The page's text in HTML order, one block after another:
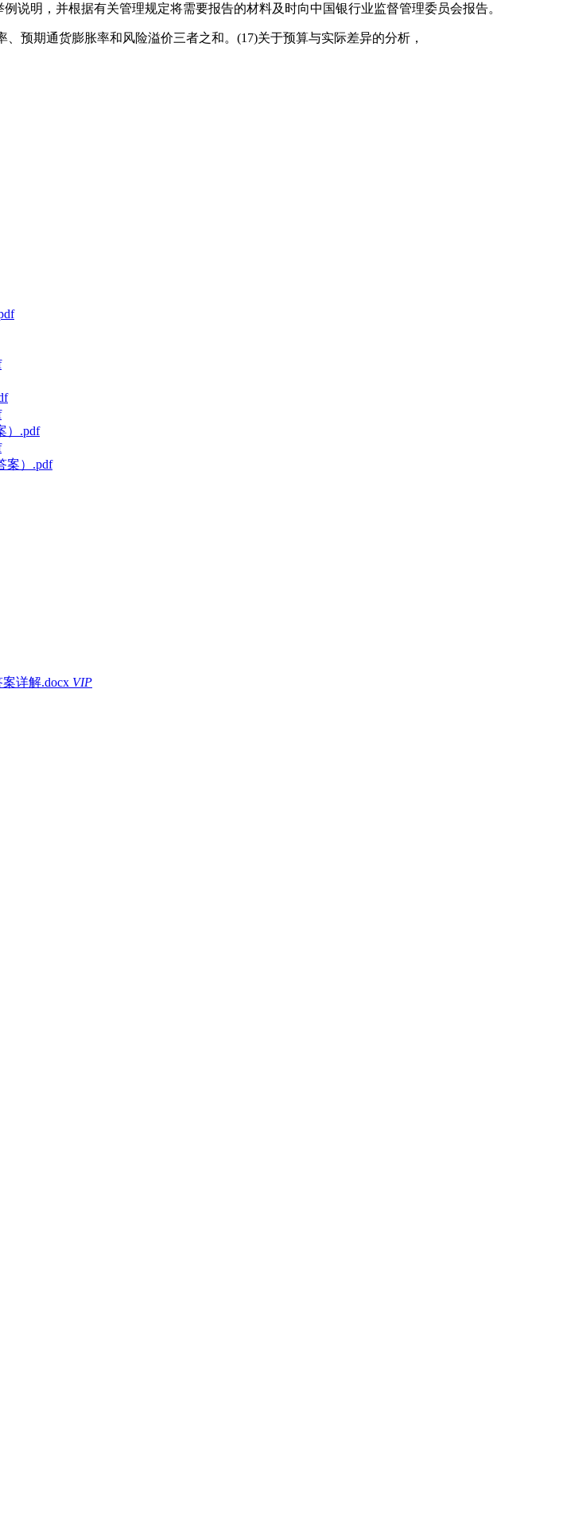
说明，并根据有关管理规定将需要报告的材料及时向中国银行业监督管理委员会报告。
预期通货膨胀率和风险溢价三者之和。(17)关于预算与实际差异的分析，
）.pdf
案）.pdf
详解.docx VIP